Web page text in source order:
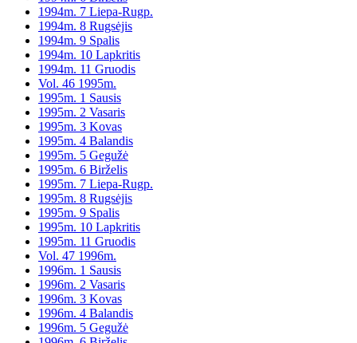
1994m. 7 Liepa-Rugp.
1994m. 8 Rugsėjis
1994m. 9 Spalis
1994m. 10 Lapkritis
1994m. 11 Gruodis
Vol. 46 1995m.
1995m. 1 Sausis
1995m. 2 Vasaris
1995m. 3 Kovas
1995m. 4 Balandis
1995m. 5 Gegužė
1995m. 6 Birželis
1995m. 7 Liepa-Rugp.
1995m. 8 Rugsėjis
1995m. 9 Spalis
1995m. 10 Lapkritis
1995m. 11 Gruodis
Vol. 47 1996m.
1996m. 1 Sausis
1996m. 2 Vasaris
1996m. 3 Kovas
1996m. 4 Balandis
1996m. 5 Gegužė